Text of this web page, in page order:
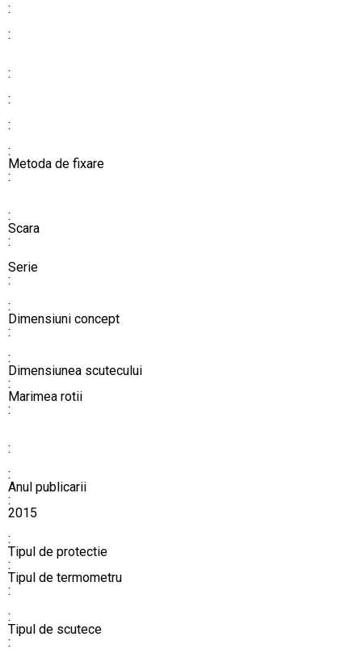
:
:
:
:
:
:
​​​​​​​​​​​​​​Metoda de fixare
:
:
​​​​​​​​​​​​​​Scara
:
Serie
:
:
Dimensiuni concept
:
:
​​​​​​​​​​​​​​Dimensiunea scutecului
:
Marimea rotii
:
:
:
Anul publicarii
:
2015
:
Tipul de protectie
:
​​​​​​​​​​​​​​Tipul de termometru
:
:
​​​​​​​​​​​​​​Tipul de scutece
: